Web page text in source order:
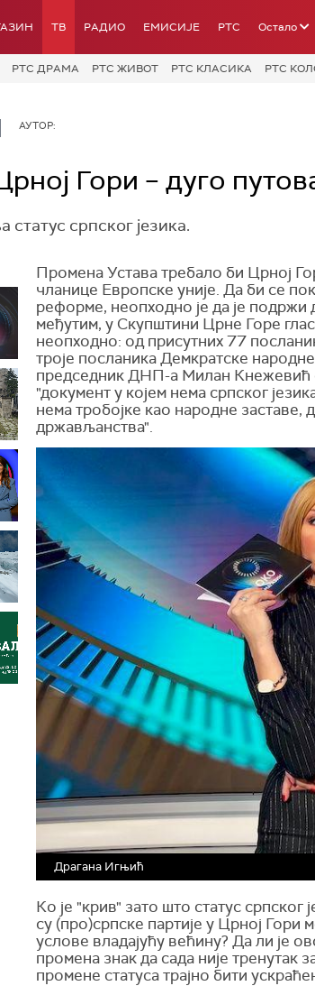
ТВ РАДИО ЕМИСИЈЕ РТС Остало
РТС ДРАМА РТС ЖИВОТ РТС КЛАСИКА РТС
АУТОР:
Гори – дуго
српског језика.
Промена Устава требало би Црној
чланице Европске уније. Да би се
реформе, неопходно је да је подржи
међутим, у Скупштини Црне Горе
неопходно: од присутних 77
троје посланика Демкратске
председник ДНП-а Милан
"документ у којем нема српског
нема тробојке као народне заставе,
држављанства".
Драгана Игњић
Ко је "крив" зато што статус српског
су (про)српске партије у Црној Гори
услове владајућу већину? Да ли је
промена знак да сада није тренутак
промене статуса трајно бити